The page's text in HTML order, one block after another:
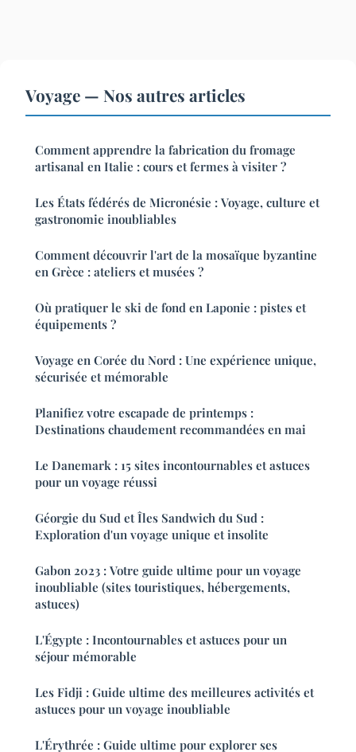
Voyage — Nos autres articles
Comment apprendre la fabrication du fromage
artisanal en Italie : cours et fermes à visiter ?
Les États fédérés de Micronésie : Voyage, culture et
gastronomie inoubliables
Comment découvrir l'art de la mosaïque byzantine
en Grèce : ateliers et musées ?
Où pratiquer le ski de fond en Laponie : pistes et
équipements ?
Voyage en Corée du Nord : Une expérience unique,
sécurisée et mémorable
Planifiez votre escapade de printemps :
Destinations chaudement recommandées en mai
Le Danemark : 15 sites incontournables et astuces
pour un voyage réussi
Géorgie du Sud et Îles Sandwich du Sud :
Exploration d'un voyage unique et insolite
Gabon 2023 : Votre guide ultime pour un voyage
inoubliable (sites touristiques, hébergements,
astuces)
L'Égypte : Incontournables et astuces pour un
séjour mémorable
Les Fidji : Guide ultime des meilleures activités et
astuces pour un voyage inoubliable
L'Érythrée : Guide ultime pour explorer ses